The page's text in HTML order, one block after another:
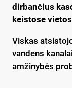
dirbančius
keistose
Viskas
vandens
amžinybės